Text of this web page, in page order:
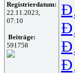
Registrierdatum:
22.11.2023,
07:10
Beiträge:
591758